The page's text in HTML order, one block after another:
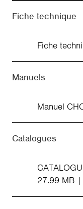
Fiche technique
Fiche
Manuels
Manuel
Catalogues
27.99 MB